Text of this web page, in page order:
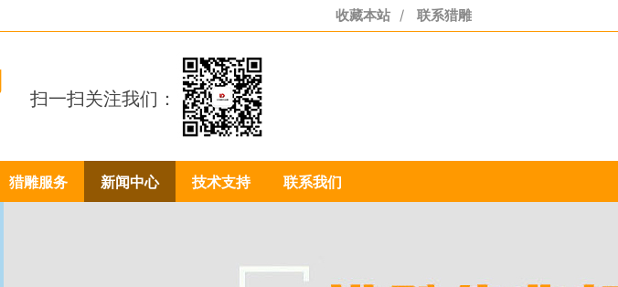
收藏本站 / 联系猎雕
扫一扫关注我们：
155-3110-7201
185-1986-1704
猎雕服务 新闻中心 技术支持 联系我们